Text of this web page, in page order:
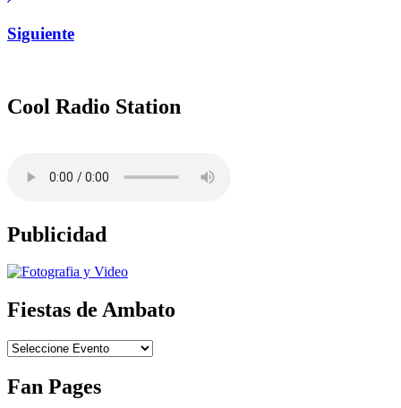
Siguiente
Cool Radio Station
Publicidad
Fiestas de Ambato
Fan Pages